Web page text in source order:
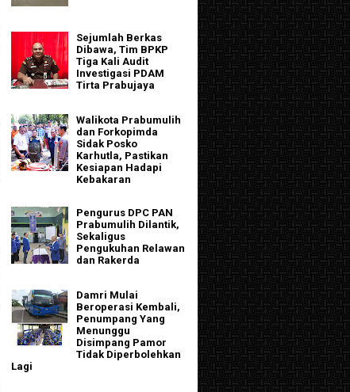
Sejumlah Berkas
Dibawa, Tim BPKP
Tiga Kali Audit
Investigasi PDAM
Tirta Prabujaya
Walikota Prabumulih
dan Forkopimda
Sidak Posko
Karhutla, Pastikan
Kesiapan Hadapi
Kebakaran
Pengurus DPC PAN
Prabumulih Dilantik,
Sekaligus
Pengukuhan Relawan
dan Rakerda
Damri Mulai
Beroperasi Kembali,
Penumpang Yang
Menunggu
Disimpang Pamor
Tidak Diperbolehkan
Lagi